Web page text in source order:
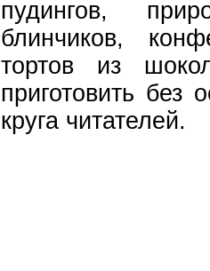
пудингов,
блинчиков,
тортов из
приготовить без
круга читателей.